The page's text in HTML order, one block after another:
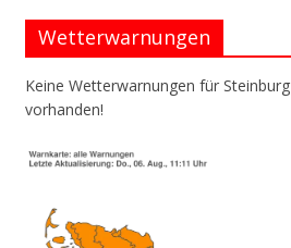
Wetterwarnungen
Keine Wetterwarnungen für Steinburg
vorhanden!